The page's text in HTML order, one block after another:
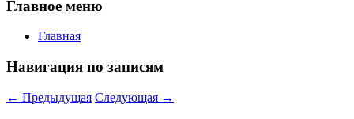
Главное меню
Главная
Навигация по записям
← Предыдущая Следующая →